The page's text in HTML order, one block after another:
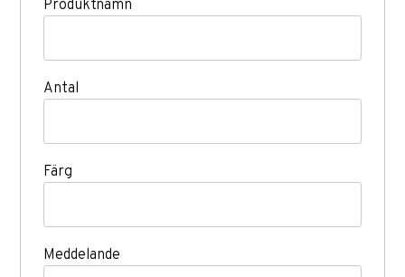
Produktnamn
Antal
Färg
Meddelande